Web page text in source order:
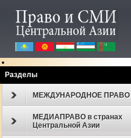
Разделы
МЕЖДУНАРОДНОЕ ПРАВО
МЕДИАПРАВО в странах
Центральной Азии